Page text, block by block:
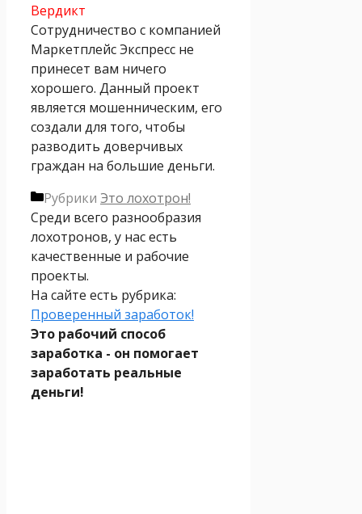
Вердикт
Сотрудничество с компанией
Маркетплейс Экспресс не
принесет вам ничего
хорошего. Данный проект
является мошенническим, его
создали для того, чтобы
разводить доверчивых
граждан на большие деньги.
Рубрики Это лохотрон!
Среди всего разнообразия
лохотронов, у нас есть
качественные и рабочие
проекты.
На сайте есть рубрика:
Проверенный заработок!
Это рабочий способ
заработка - он помогает
заработать реальные
деньги!